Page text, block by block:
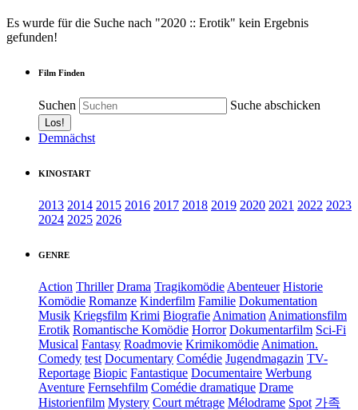
Es wurde für die Suche nach "2020 :: Erotik" kein Ergebnis
gefunden!
Film Finden
Suchen Suche abschicken
Demnächst
KINOSTART
2013 2014 2015 2016 2017 2018 2019 2020 2021 2022 2023
2024 2025 2026
GENRE
Action Thriller Drama Tragikomödie Abenteuer Historie
Komödie Romanze Kinderfilm Familie Dokumentation
Musik Kriegsfilm Krimi Biografie Animation Animationsfilm
Erotik Romantische Komödie Horror Dokumentarfilm Sci-Fi
Musical Fantasy Roadmovie Krimikomödie Animation.
Comedy test Documentary Comédie Jugendmagazin TV-
Reportage Biopic Fantastique Documentaire Werbung
Aventure Fernsehfilm Comédie dramatique Drame
Historienfilm Mystery Court métrage Mélodrame Spot 가족